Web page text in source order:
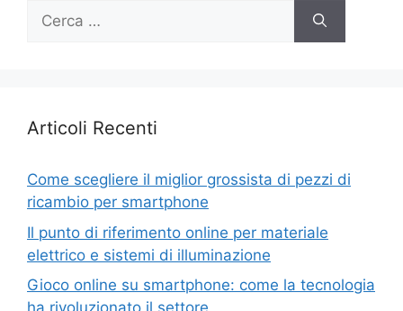
Ricerca
Articoli Recenti
Come scegliere il miglior grossista di pezzi di
ricambio per smartphone
Il punto di riferimento online per materiale
elettrico e sistemi di illuminazione
Gioco online su smartphone: come la tecnologia
ha rivoluzionato il settore